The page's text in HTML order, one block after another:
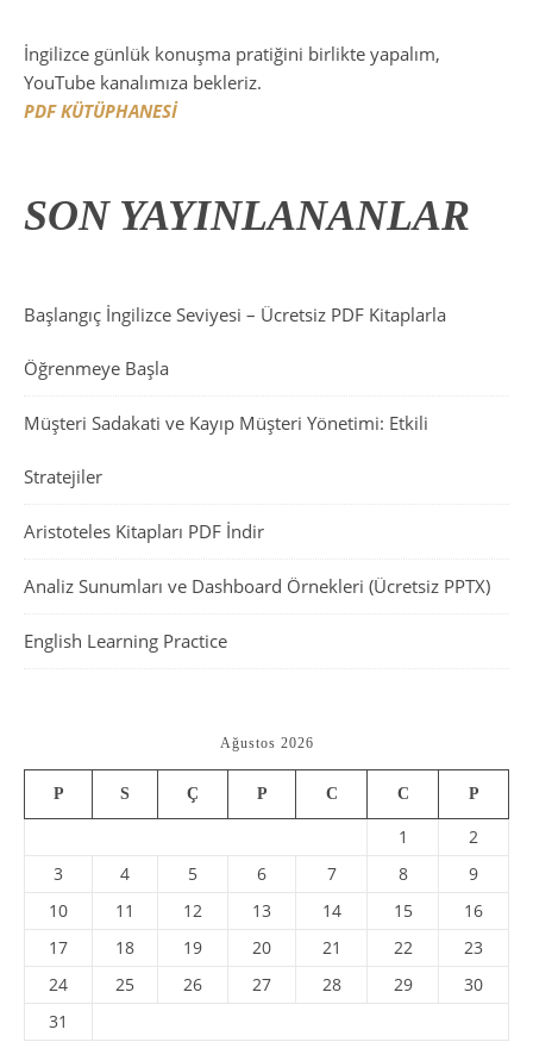
İngilizce günlük konuşma pratiğini birlikte yapalım,
YouTube kanalımıza bekleriz.
PDF KÜTÜPHANESİ
SON YAYINLANANLAR
Başlangıç İngilizce Seviyesi – Ücretsiz PDF Kitaplarla
Öğrenmeye Başla
Müşteri Sadakati ve Kayıp Müşteri Yönetimi: Etkili
Stratejiler
Aristoteles Kitapları PDF İndir
Analiz Sunumları ve Dashboard Örnekleri (Ücretsiz PPTX)
English Learning Practice
Ağustos 2026
P S Ç P C C P
1
2
3
4 5 6 7 8
9
10
11 12 13 14 15
16
17
18 19 20 21 22
23
24
25 26 27 28 29
30
31